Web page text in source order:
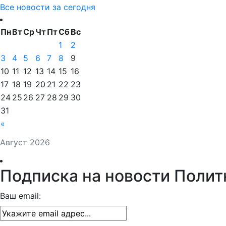
Все новости за сегодня
Август 2026
ПнВтСрЧтПтСбВс
«
1
2
3
4 5 6 7 8
9
10 11 12 13 14 15 16
17 18 19 20 21 22 23
24 25 26 27 28 29 30
31
Подписка на новости
Ваш email: